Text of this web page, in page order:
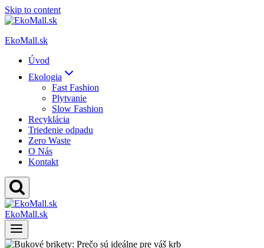
Skip to content
EkoMall.sk
Úvod
Ekologia
Fast Fashion
Plytvanie
Slow Fashion
Recyklácia
Triedenie odpadu
Zero Waste
O Nás
Kontakt
EkoMall.sk